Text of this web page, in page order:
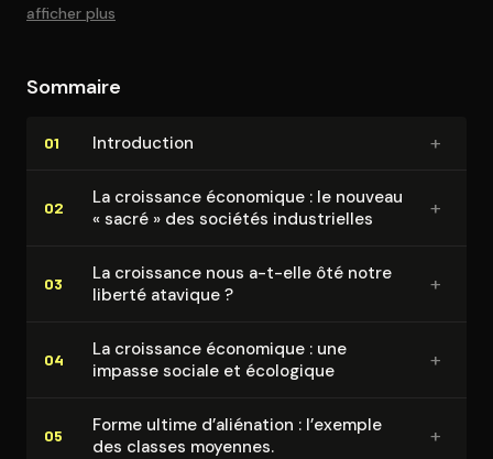
afficher plus
Sommaire
01 In­tro­duc­tion +
02
La croissance économique : le nouveau
« sacré » des sociétés in­dus­trielles
+
03
La croissance nous a-t-elle ôté notre
liberté atavique ?
+
04
La croissance économique : une
impasse sociale et écologique
+
05
Forme ultime d’aliénation : l’exemple
des classes moyennes.
+